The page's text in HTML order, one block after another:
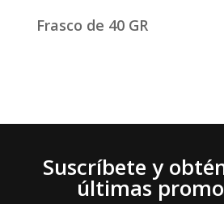
Frasco de 40 GR
Suscríbete y
últimas